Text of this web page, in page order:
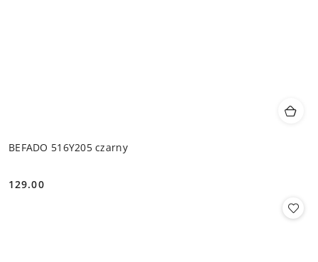
BEFADO 516Y205 czarny
Cena:
129.00